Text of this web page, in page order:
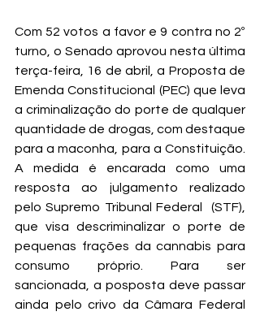
Com 52 votos a favor e 9 contra no 2º
turno, o Senado aprovou nesta última
terça-feira, 16 de abril, a Proposta de
Emenda Constitucional (PEC) que leva
a criminalização do porte de qualquer
quantidade de drogas, com destaque
para a maconha, para a Constituição.
A medida é encarada como uma
resposta ao julgamento realizado
pelo Supremo Tribunal Federal  (STF),
que visa descriminalizar o porte de
pequenas frações da cannabis para
consumo próprio. Para ser
sancionada, a posposta deve passar
ainda pelo crivo da Câmara Federal